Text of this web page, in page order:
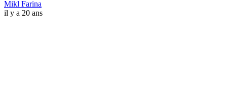
Mikl Farina
il y a 20 ans